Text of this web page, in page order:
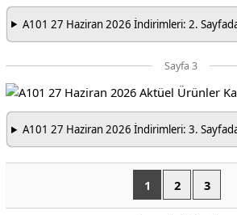
A101 27 Haziran 2026 İndirimleri: 2.
Sayfa 3
A101 27 Haziran 2026 İndirimleri: 3.
1 2 3